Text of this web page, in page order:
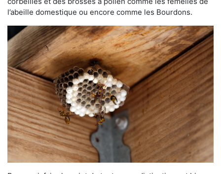
l’abeille domestique ou encore comme les Bourdons.